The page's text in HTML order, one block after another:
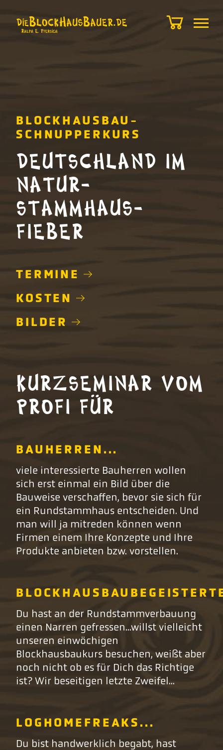
BLOCKHAUSBAU-
SCHNUPPERKURS
DEUTSCHLAND IM
NATUR-
STAMMHAUS-
FIEBER
TERMINE
KOSTEN
BILDER
KURZSEMINAR VOM
PROFI FÜR
BAUHERREN...
viele interessierte Bauherren wollen
sich erst einmal ein Bild über die
Bauweise verschaffen, bevor sie sich für
ein Rundstammhaus entscheiden. Und
man will ja mitreden können wenn
Firmen einem Ihre Konzepte und Ihre
Produkte anbieten bzw. vorstellen.
Du hast an der Rundstammverbauung
einen Narren gefressen...willst vielleicht
unseren einwöchigen
Blockhausbaukurs besuchen, weißt aber
noch nicht ob es für Dich das Richtige
ist? Wir beseitigen letzte Zweifel...
LOGHOMEFREAKS...
Du bist handwerklich begabt, hast